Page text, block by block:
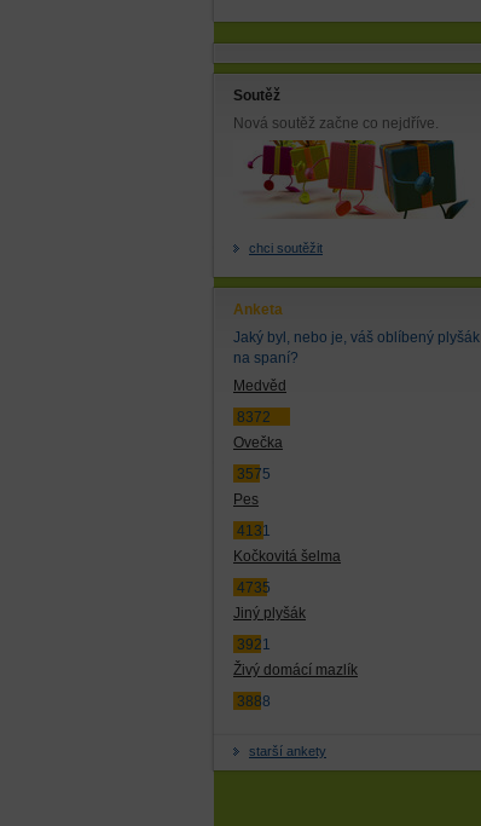
Soutěž
Nová soutěž začne co nejdříve.
chci soutěžit
Anketa
Jaký byl, nebo je, váš oblíbený plyšák
na spaní?
Medvěd
8372
Ovečka
3575
Pes
4131
Kočkovitá šelma
4735
Jiný plyšák
3921
Živý domácí mazlík
3888
starší ankety